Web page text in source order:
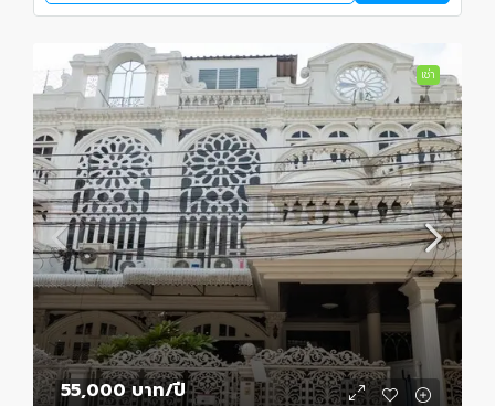
เช่า
55,000 บาท/ปี